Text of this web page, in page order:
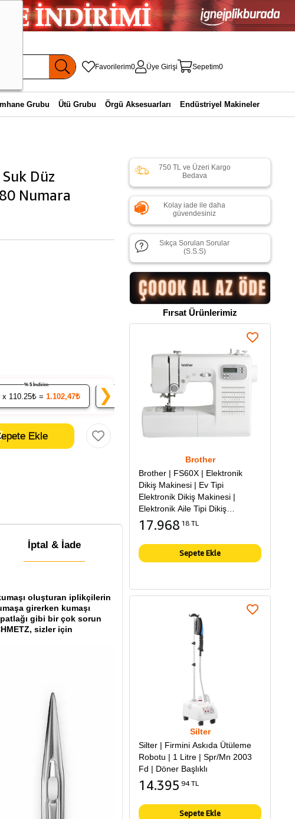
Favorilerim0 Üye Girişi Sepetim0
Grubu Ütü Grubu Örgü Aksesuarları Endüstriyel Makineler
Düz
Numara
x 110.25₺ = 1.102,47₺
% 5 İndirim
20 2.158,53₺
% 7 İndirim
50x 105.61₺ =
❯
İptal & İade
oluşturan iplikçilerin
girerken kumaşı
gibi bir çok sorun
sizler için
750 TL ve Üzeri Kargo
Bedava
Kolay iade ile daha
güvendesiniz
Sıkça Sorulan Sorular
(S.S.S)
Fırsat Ürünlerimiz
Brother
Brother | FS60X | Elektronik
Dikiş Makinesi | Ev Tipi
Elektronik Dikiş Makinesi |
Elektronik Aile Tipi Dikiş
Makinesi
17.968 18 TL
Sepete Ekle
Silter
Silter | Firmini Askıda Ütüleme
Robotu | 1 Litre | Spr/Mn 2003
Fd | Döner Başlıklı
14.395 94 TL
Sepete Ekle